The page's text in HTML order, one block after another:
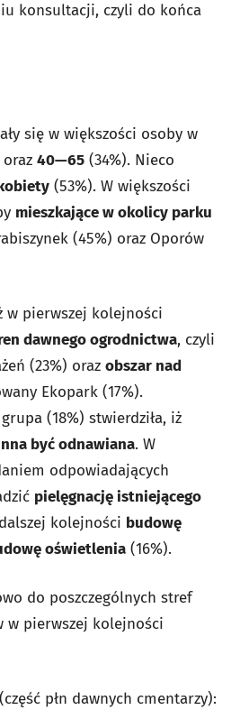
konsultacji, czyli do końca
się w większości osoby w
40—65 (34%). Nieco
(53%). W większości
mieszkające w okolicy parku
(45%) oraz Oporów
w pierwszej kolejności
dawnego ogrodnictwa, czyli
(23%) oraz obszar nad
Ekopark (17%).
(18%) stwierdziła, iż
być odnawiana. W
odpowiadających
pielęgnację istniejącego
kolejności budowę
oświetlenia (16%).
do poszczególnych stref
w pierwszej kolejności
(część płn dawnych cmentarzy):